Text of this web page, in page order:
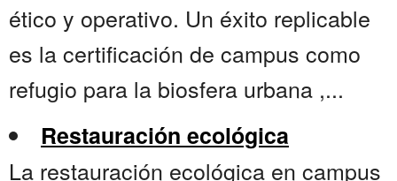
ético y operativo. Un éxito replicable
es la certificación de campus como
refugio para la biosfera urbana ,...
Restauración ecológica
La restauración ecológica en campus